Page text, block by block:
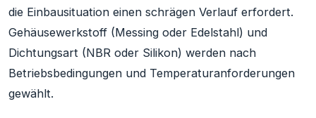
die Einbausituation einen schrägen Verlauf erfordert.
Gehäusewerkstoff (Messing oder Edelstahl) und
Dichtungsart (NBR oder Silikon) werden nach
Betriebsbedingungen und Temperaturanforderungen
gewählt.